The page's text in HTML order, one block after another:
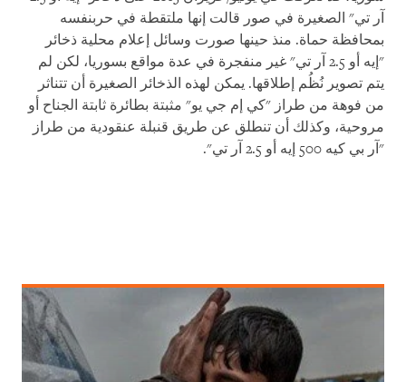
آر تي" الصغيرة في صور قالت إنها ملتقطة في حربنفسه
بمحافظة حماة. منذ حينها صورت وسائل إعلام محلية ذخائر
"إيه أو 2.5 آر تي" غير منفجرة في عدة مواقع بسوريا، لكن لم
يتم تصوير نُظُم إطلاقها. يمكن لهذه الذخائر الصغيرة أن تتناثر
من فوهة من طراز "كي إم جي يو" مثبتة بطائرة ثابتة الجناح أو
مروحية، وكذلك أن تنطلق عن طريق قنبلة عنقودية من طراز
"آر بي كيه 500 إيه أو 2.5 آر تي".